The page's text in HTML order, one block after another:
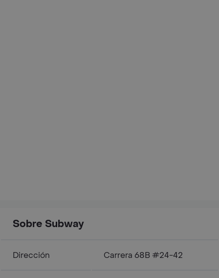
Sobre Subway
Dirección Carrera 68B #24-42